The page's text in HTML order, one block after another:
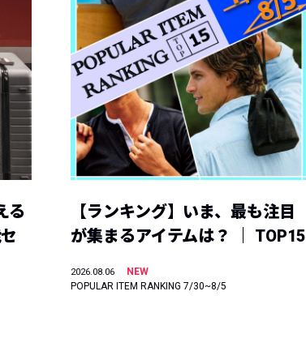
る
【ランキング】いま、最も注目
が集まるアイテムは？ ｜ TOP15
2026.08.06
NEW
POPULAR ITEM RANKING 7/30~8/5